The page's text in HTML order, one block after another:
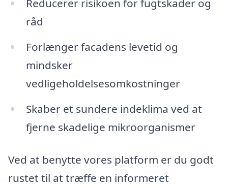
Reducerer risikoen for fugtskader og
råd
Forlænger facadens levetid og
mindsker
vedligeholdelsesomkostninger
Skaber et sundere indeklima ved at
fjerne skadelige mikroorganismer
Ved at benytte vores platform er du godt
rustet til at træffe en informeret